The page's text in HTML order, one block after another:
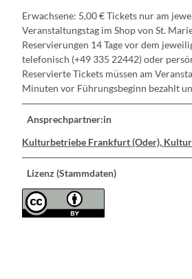
Erwachsene: 5,00 € Tickets nur am
Veranstaltungstag im Shop von St.
Reservierungen 14 Tage vor dem
telefonisch (+49 335 22442) oder
Reservierte Tickets müssen am
Minuten vor Führungsbeginn bezahlt
Ansprechpartner:in
Kulturbetriebe Frankfurt (Oder),
Lizenz (Stammdaten)